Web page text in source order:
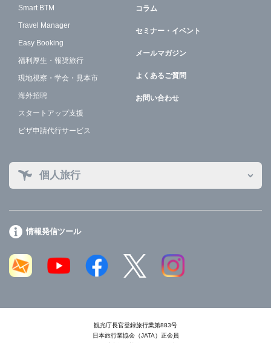
Smart BTM
Travel Manager
Easy Booking
福利厚生・報奨旅行
現地視察・学会・見本市
海外招聘
スタートアップ支援
ビザ申請代行サービス
コラム
セミナー・イベント
メールマガジン
よくあるご質問
お問い合わせ
個人旅行
情報発信ツール
観光庁長官登録旅行業第883号
日本旅行業協会（JATA）正会員